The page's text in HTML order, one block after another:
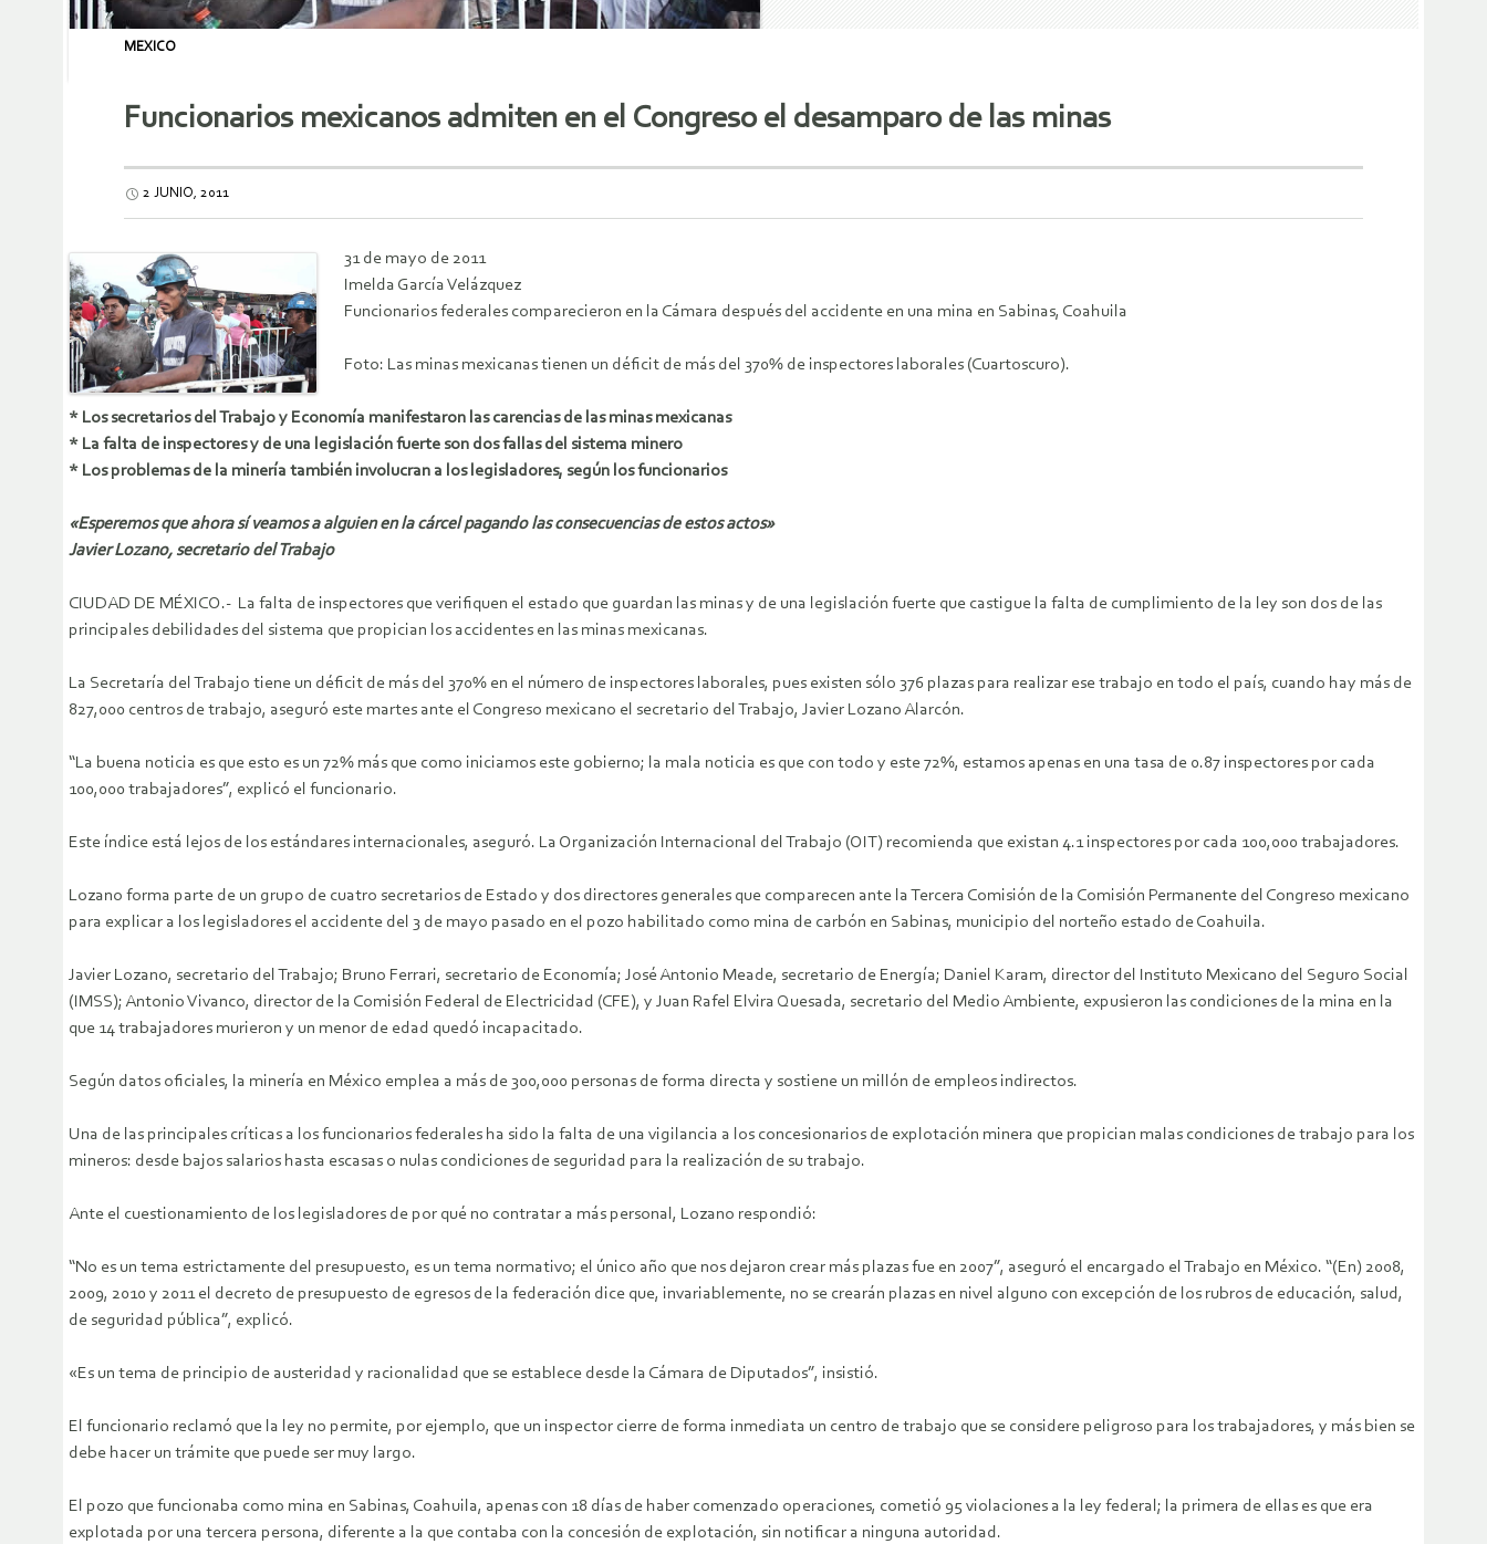
MEXICO
Funcionarios mexicanos admiten en el Congreso el desamparo de las minas
2 JUNIO, 2011
31 de mayo de 2011
Imelda García Velázquez
Funcionarios federales comparecieron en la Cámara después del accidente en una mina en Sabinas, Coahuila
Foto: Las minas mexicanas tienen un déficit de más del 370% de inspectores laborales (Cuartoscuro).
* Los secretarios del Trabajo y Economía manifestaron las carencias de las minas mexicanas
* La falta de inspectores y de una legislación fuerte son dos fallas del sistema minero
* Los problemas de la minería también involucran a los legisladores, según los funcionarios
«Esperemos que ahora sí veamos a alguien en la cárcel pagando las consecuencias de estos actos»
Javier Lozano, secretario del Trabajo
CIUDAD DE MÉXICO.- La falta de inspectores que verifiquen el estado que guardan las minas y de una legislación fuerte que castigue la falta de cumplimiento de la ley son dos de las
principales debilidades del sistema que propician los accidentes en las minas mexicanas.
La Secretaría del Trabajo tiene un déficit de más del 370% en el número de inspectores laborales, pues existen sólo 376 plazas para realizar ese trabajo en todo el país, cuando hay más de
827,000 centros de trabajo, aseguró este martes ante el Congreso mexicano el secretario del Trabajo, Javier Lozano Alarcón.
“La buena noticia es que esto es un 72% más que como iniciamos este gobierno; la mala noticia es que con todo y este 72%, estamos apenas en una tasa de 0.87 inspectores por cada
100,000 trabajadores”, explicó el funcionario.
Este índice está lejos de los estándares internacionales, aseguró. La Organización Internacional del Trabajo (OIT) recomienda que existan 4.1 inspectores por cada 100,000 trabajadores.
Lozano forma parte de un grupo de cuatro secretarios de Estado y dos directores generales que comparecen ante la Tercera Comisión de la Comisión Permanente del Congreso mexicano
para explicar a los legisladores el accidente del 3 de mayo pasado en el pozo habilitado como mina de carbón en Sabinas, municipio del norteño estado de Coahuila.
Javier Lozano, secretario del Trabajo; Bruno Ferrari, secretario de Economía; José Antonio Meade, secretario de Energía; Daniel Karam, director del Instituto Mexicano del Seguro Social
(IMSS); Antonio Vivanco, director de la Comisión Federal de Electricidad (CFE), y Juan Rafel Elvira Quesada, secretario del Medio Ambiente, expusieron las condiciones de la mina en la
que 14 trabajadores murieron y un menor de edad quedó incapacitado.
Según datos oficiales, la minería en México emplea a más de 300,000 personas de forma directa y sostiene un millón de empleos indirectos.
Una de las principales críticas a los funcionarios federales ha sido la falta de una vigilancia a los concesionarios de explotación minera que propician malas condiciones de trabajo para los
mineros: desde bajos salarios hasta escasas o nulas condiciones de seguridad para la realización de su trabajo.
Ante el cuestionamiento de los legisladores de por qué no contratar a más personal, Lozano respondió:
“No es un tema estrictamente del presupuesto, es un tema normativo; el único año que nos dejaron crear más plazas fue en 2007”, aseguró el encargado el Trabajo en México. “(En) 2008,
2009, 2010 y 2011 el decreto de presupuesto de egresos de la federación dice que, invariablemente, no se crearán plazas en nivel alguno con excepción de los rubros de educación, salud,
de seguridad pública”, explicó.
«Es un tema de principio de austeridad y racionalidad que se establece desde la Cámara de Diputados”, insistió.
El funcionario reclamó que la ley no permite, por ejemplo, que un inspector cierre de forma inmediata un centro de trabajo que se considere peligroso para los trabajadores, y más bien se
debe hacer un trámite que puede ser muy largo.
El pozo que funcionaba como mina en Sabinas, Coahuila, apenas con 18 días de haber comenzado operaciones, cometió 95 violaciones a la ley federal; la primera de ellas es que era
explotada por una tercera persona, diferente a la que contaba con la concesión de explotación, sin notificar a ninguna autoridad.